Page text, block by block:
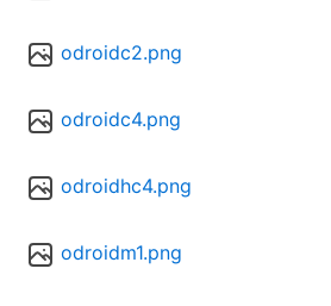
odroidc2.png
odroidc4.png
odroidhc4.png
odroidm1.png